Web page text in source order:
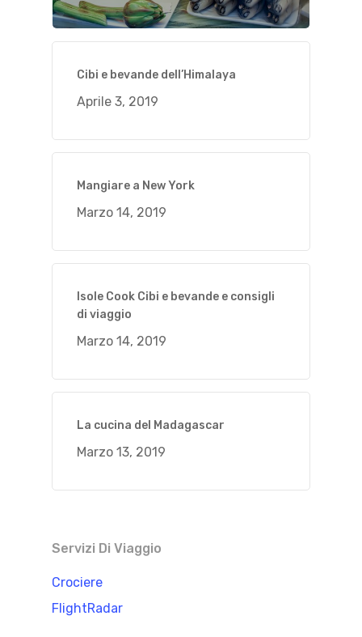
Cibi e bevande dell’Himalaya
Aprile 3, 2019
Mangiare a New York
Marzo 14, 2019
Isole Cook Cibi e bevande e consigli
di viaggio
Marzo 14, 2019
La cucina del Madagascar
Marzo 13, 2019
Servizi Di Viaggio
Crociere
FlightRadar